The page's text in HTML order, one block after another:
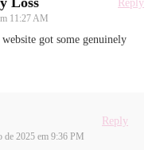
11:27 AM
Reply
got some genuinely
de 2025 em 9:36 PM
Reply